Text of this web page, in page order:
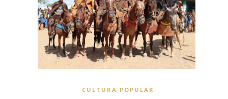
CULTURA POPULAR